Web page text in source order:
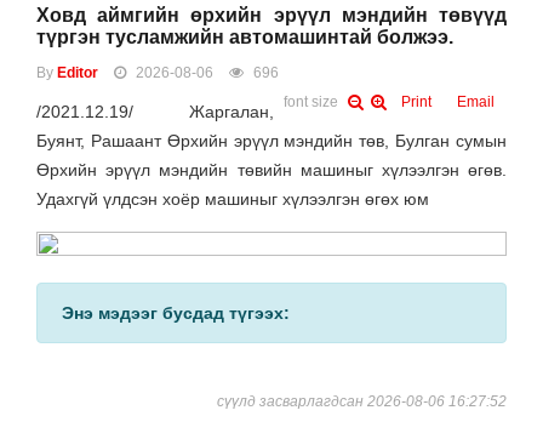
Ховд аймгийн өрхийн эрүүл мэндийн төвүүд
түргэн тусламжийн автомашинтай болжээ.
By Editor 2026-08-06
696
font size
Print Email
/2021.12.19/ Жаргалан,
Буянт, Рашаант Өрхийн эрүүл мэндийн төв, Булган сумын
Өрхийн эрүүл мэндийн төвийн машиныг хүлээлгэн өгөв.
Удахгүй үлдсэн хоёр машиныг хүлээлгэн өгөх юм
Энэ мэдээг бусдад түгээх:
сүүлд засварлагдсан 2026-08-06 16:27:52